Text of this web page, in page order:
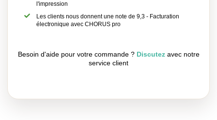
l'impression
Les clients nous donnent une note de 9,3 - Facturation
électronique avec CHORUS pro
Besoin d'aide pour votre commande ? Discutezavec notre
service client